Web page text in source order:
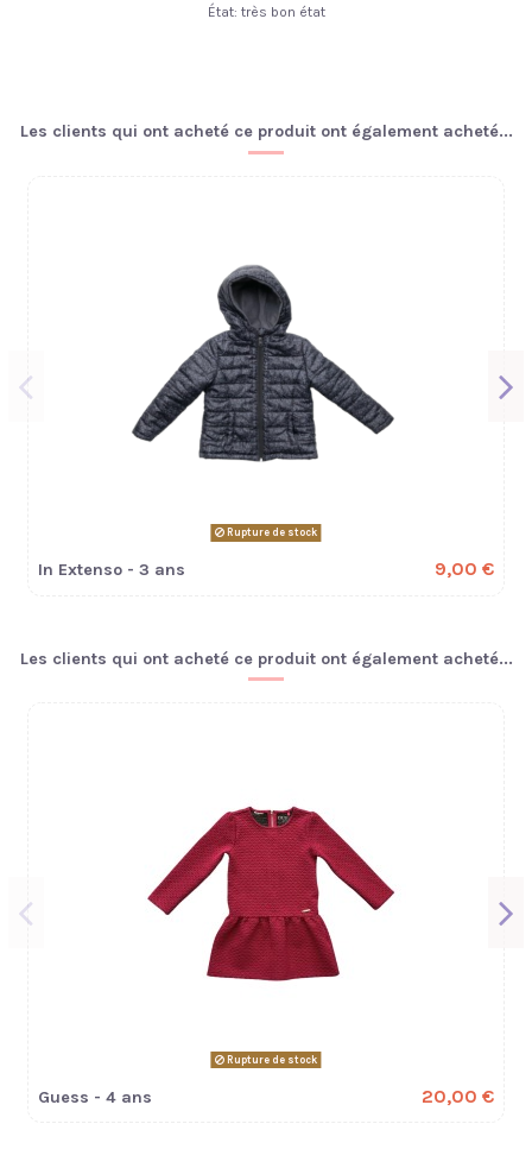
État: très bon état
Les clients qui ont acheté ce produit ont également acheté...
Rupture de stock
In Extenso - 3 ans 9,00 €
Les clients qui ont acheté ce produit ont également acheté...
Rupture de stock
Guess - 4 ans 20,00 €